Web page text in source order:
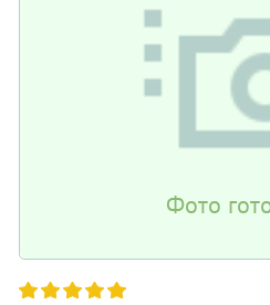
Фото